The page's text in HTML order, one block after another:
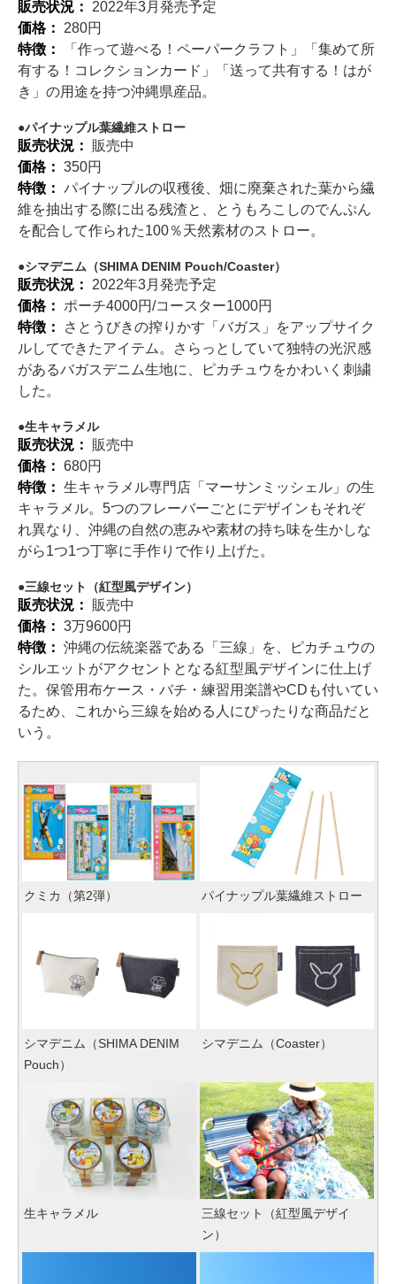
販売状況： 2022年3月発売予定
価格： 280円
特徴：
「作って遊べる！ペーパークラフト」「集めて所
有する！コレクションカード」「送って共有する！はが
き」の用途を持つ沖縄県産品。
パイナップル葉繊維ストロー
販売状況： 販売中
価格： 350円
特徴： パイナップルの収穫後、畑に廃棄された葉から繊
維を抽出する際に出る残渣と、とうもろこしのでんぷん
を配合して作られた100％天然素材のストロー。
シマデニム（SHIMA DENIM Pouch/Coaster）
販売状況： 2022年3月発売予定
価格： ポーチ4000円/コースター1000円
特徴：
さとうびきの搾りかす「バガス」をアップサイク
ルしてできたアイテム。さらっとしていて独特の光沢感
があるバガスデニム生地に、ピカチュウをかわいく刺繍
した。
生キャラメル
販売状況： 販売中
価格： 680円
特徴： 生キャラメル専門店「マーサンミッシェル」の生
キャラメル。5つのフレーバーごとにデザインもそれぞ
れ異なり、沖縄の自然の恵みや素材の持ち味を生かしな
がら1つ1つ丁寧に手作りで作り上げた。
三線セット（紅型風デザイン）
販売状況： 販売中
価格： 3万9600円
特徴： 沖縄の伝統楽器である「三線」を、ピカチュウの
シルエットがアクセントとなる紅型風デザインに仕上げ
た。保管用布ケース・バチ・練習用楽譜やCDも付いてい
るため、これから三線を始める人にぴったりな商品だと
いう。
クミカ（第2弾） パイナップル葉繊維ストロー
シマデニム（SHIMA DENIM
Pouch）
シマデニム（Coaster）
生キャラメル
三線セット（紅型風デザイ
ン）